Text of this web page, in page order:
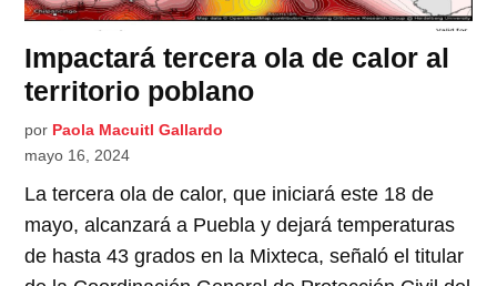
Impactará tercera ola de calor al
territorio poblano
por Paola Macuitl Gallardo
mayo 16, 2024
La tercera ola de calor, que iniciará este 18 de
mayo, alcanzará a Puebla y dejará temperaturas
de hasta 43 grados en la Mixteca, señaló el titular